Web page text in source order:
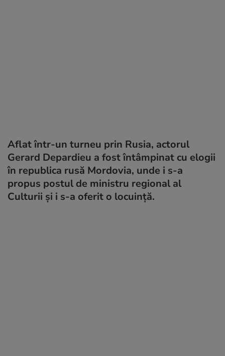
Aflat într-un turneu prin Rusia, actorul
Gerard Depardieu a fost întâmpinat cu elogii
în republica rusă Mordovia, unde i s-a
propus postul de ministru regional al
Culturii şi i s-a oferit o locuinţă.